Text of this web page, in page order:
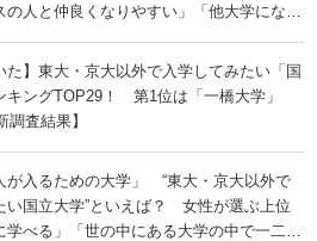
の人と仲良くなりやすい」「他大学にない
た】東大・京大以外で入学してみたい「国
キングTOP29！ 第1位は「一橋大学」
調査結果】
が入るための大学」 “東大・京大以外で
い国立大学”といえば？ 女性が選ぶ上位
学べる」「世の中にある大学の中で一二を